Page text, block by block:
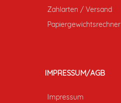
Zahlarten / Versand
Papiergewichtsrechner
IMPRESSUM/AGB
Impressum